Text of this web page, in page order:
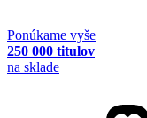
Ponúkame vyše
250 000 titulov
na sklade